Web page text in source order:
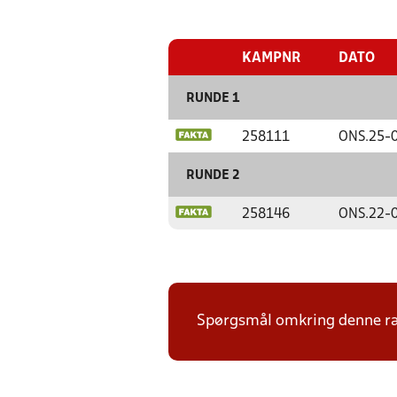
KAMPNR DATO
RUNDE 1
258111 ONS.25-
RUNDE 2
258146 ONS.22-
Spørgsmål omkring denne